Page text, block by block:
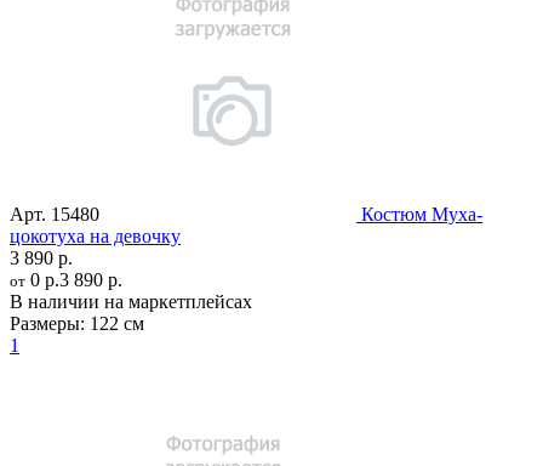
Арт. 15480
Костюм Муха-
цокотуха на девочку
3 890 р.
от 0 р.3 890 р.
В наличии на маркетплейсах
Размеры: 122 см
1